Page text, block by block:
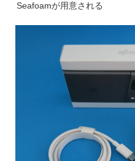
Seafoamが用意される